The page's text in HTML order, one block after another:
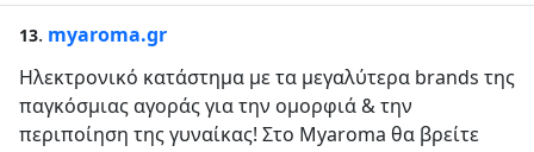
13. myaroma.gr
Ηλεκτρονικό κατάστημα με τα μεγαλύτερα brands της
παγκόσμιας αγοράς για την ομορφιά & την
περιποίηση της γυναίκας! Στο Myaroma θα βρείτε